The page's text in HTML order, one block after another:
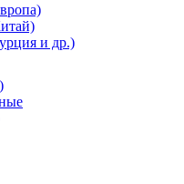
и др.)